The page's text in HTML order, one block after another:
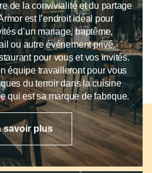
de la convivialité et du partage
est l’endroit idéal pour
d’un mariage, baptême,
ou autre événement privé.
pour vous et vos invités.
équipe travailleront pour vous
du terroir dans la cuisine
qui est sa marque de fabrique.
savoir plus